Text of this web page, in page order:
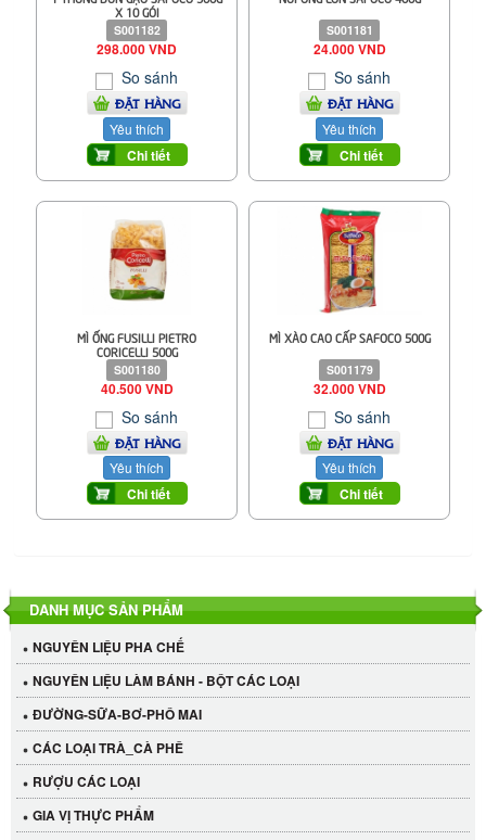
X 10 GÓI
S001182
298.000 VND
So sánh
ĐẶT HÀNG
Yêu thích
Chi tiết
S001181
24.000 VND
So sánh
ĐẶT HÀNG
Yêu thích
Chi tiết
MÌ ỐNG FUSILLI PIETRO
CORICELLI 500G
S001180
40.500 VND
So sánh
ĐẶT HÀNG
Yêu thích
Chi tiết
MÌ XÀO CAO CẤP SAFOCO 500G
S001179
32.000 VND
So sánh
ĐẶT HÀNG
Yêu thích
Chi tiết
DANH MỤC SẢN PHẨM
NGUYÊN LIỆU PHA CHẾ
NGUYÊN LIỆU LÀM BÁNH - BỘT CÁC LOẠI
ĐƯỜNG-SỮA-BƠ-PHÔ MAI
CÁC LOẠI TRÀ_CÀ PHÊ
RƯỢU CÁC LOẠI
GIA VỊ THỰC PHẨM